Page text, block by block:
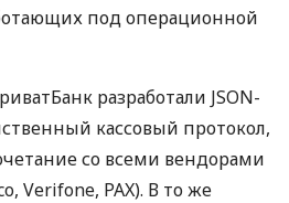
под операционной
разработали JSON-
кассовый протокол,
со всеми вендорами
Verifone, PAX). В то же